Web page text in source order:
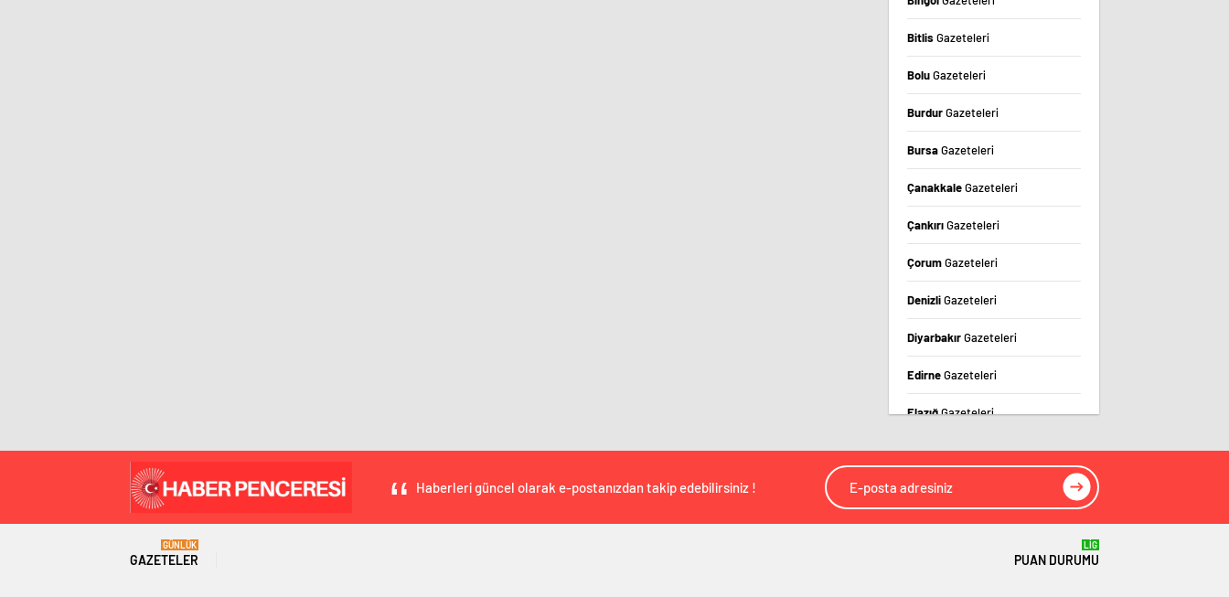
Bitlis Gazeteleri
BoluGazeteleri
BurdurGazeteleri
BursaGazeteleri
ÇanakkaleGazeteleri
ÇankırıGazeteleri
ÇorumGazeteleri
DenizliGazeteleri
DiyarbakırGazeteleri
EdirneGazeteleri
ElazığGazeteleri
ErzincanGazeteleri
Erzurum
EskişehirGazeteleri
Haberleri güncel olarak e-postanızdan takip edebilirsiniz !
GAZETELER
GÜNLÜK
PUAN DURUMU
LİG